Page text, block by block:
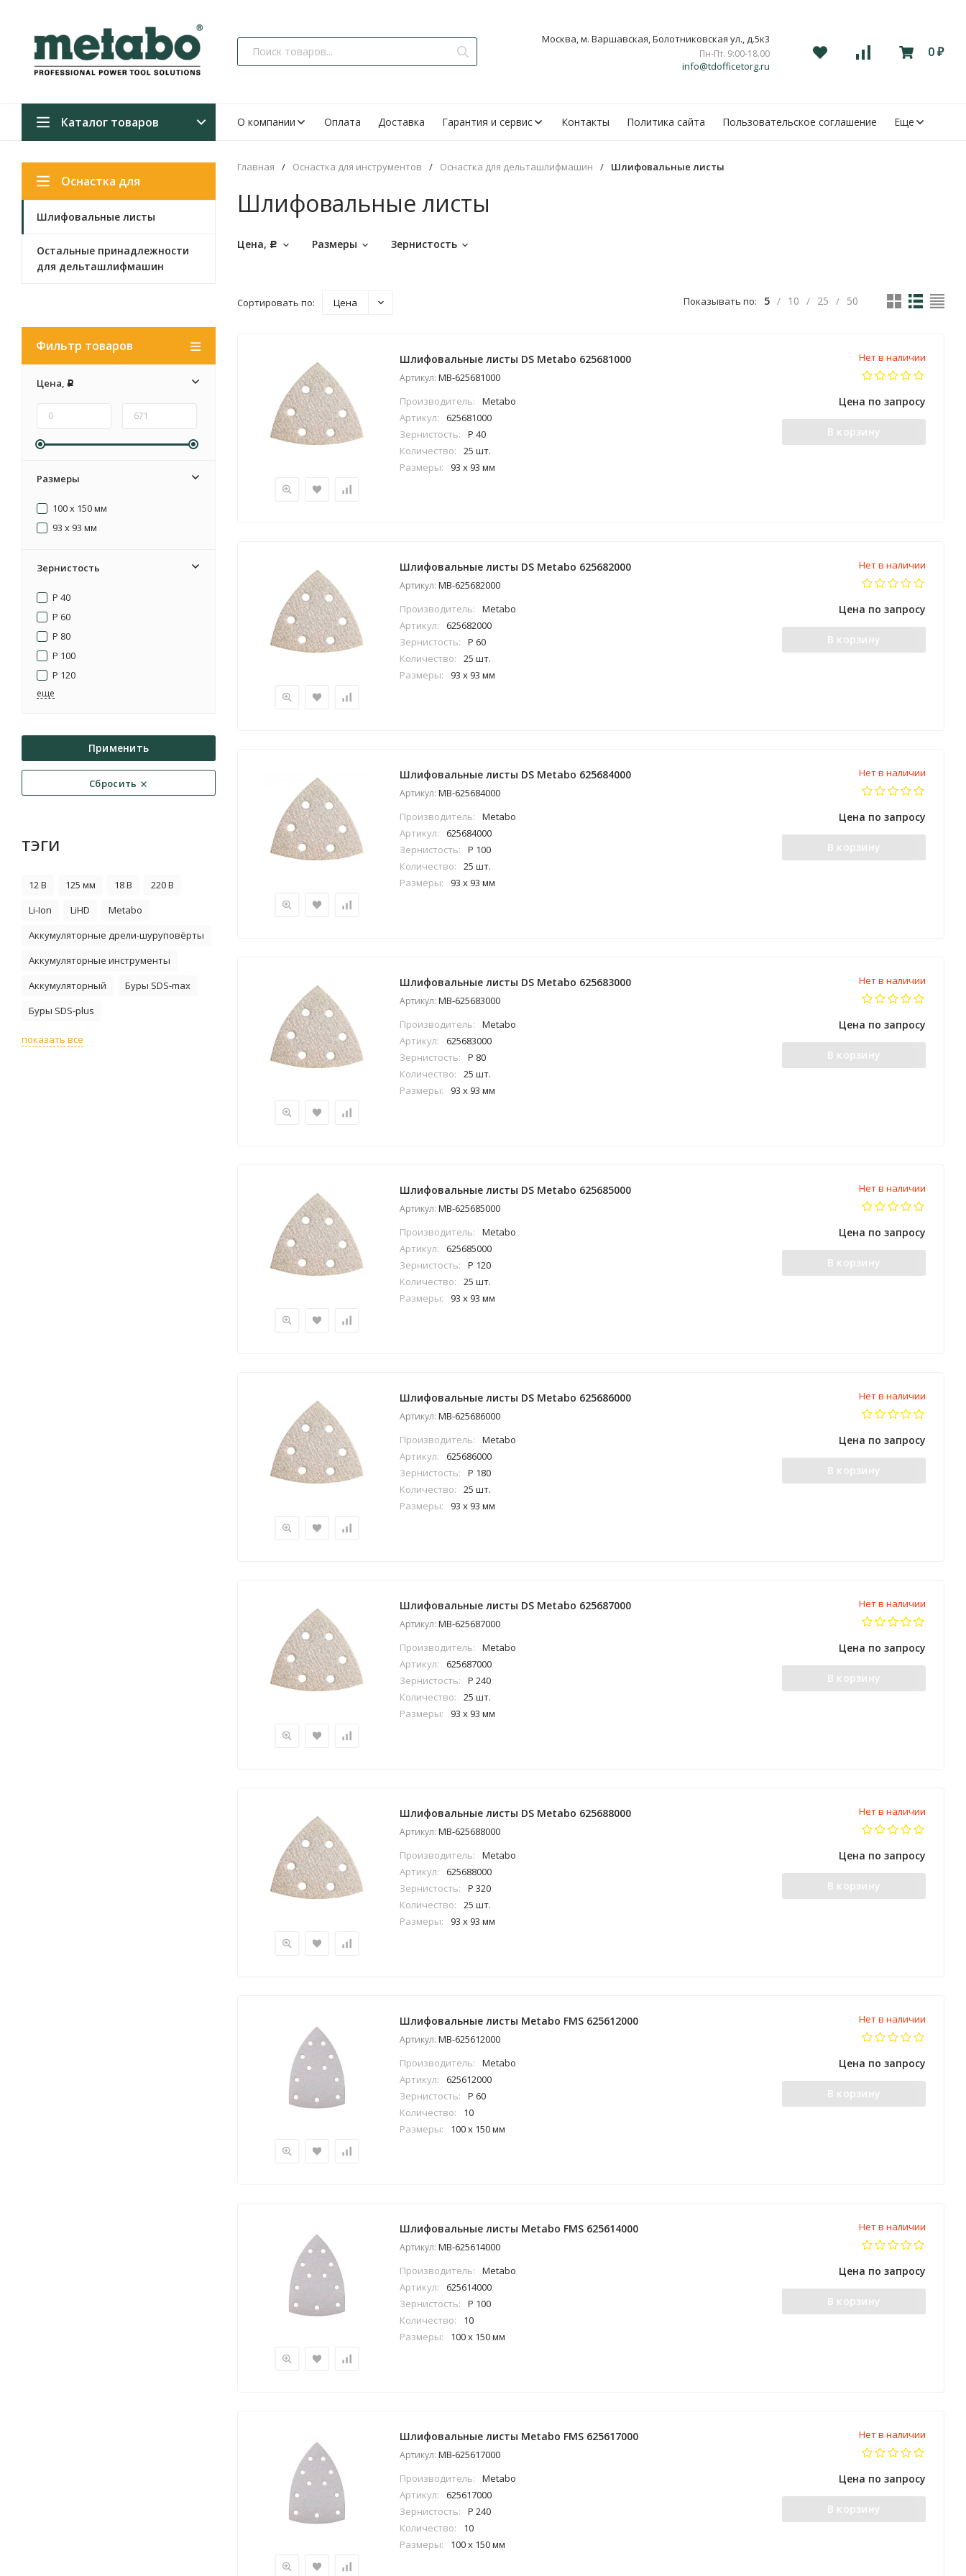
Москва, м. Варшавская, Болотниковская ул., д.5к3
Пн-Пт. 9:00-18.00
info@tdofficetorg.ru
0 ₽
Каталог товаров О компании Оплата Доставка Гарантия и сервис Контакты Политика сайта Пользовательское соглашение Еще
Оснастка для
дельташлифмашин
Шлифовальные листы
Остальные принадлежности
для дельташлифмашин
Фильтр товаров
Цена, Р
Размеры
100 x 150 мм
93 x 93 мм
Зернистость
P 40
P 60
P 80
P 100
P 120
eще
Применить
Сбросить
ТЭГИ
12 В 125 мм 18 В
220 В
Li-Ion
LiHD
Metabo
Аккумуляторные дрели-шуруповёрты
Аккумуляторные инструменты
Аккумуляторный
Буры SDS-max
Буры SDS-plus
показать все
Главная / Оснастка для инструментов / Оснастка для дельташлифмашин / Шлифовальные листы
Шлифовальные листы
Цена, Р Размеры Зернистость
Сортировать по: Цена Показывать по: 5 / 10 / 25 / 50
Шлифовальные листы DS Metabo 625681000
Артикул: MB-625681000
Производитель:
Metabo
Артикул:
625681000
Зернистость:
P 40
Количество:
25 шт.
Размеры:
93 x 93 мм
Нет в наличии
Цена по запросу
В корзину
Шлифовальные листы DS Metabo 625682000
Артикул: MB-625682000
Производитель:
Metabo
Артикул:
625682000
Зернистость:
P 60
Количество:
25 шт.
Размеры:
93 x 93 мм
Нет в наличии
Цена по запросу
В корзину
Шлифовальные листы DS Metabo 625684000
Артикул: MB-625684000
Производитель:
Metabo
Артикул:
625684000
Зернистость:
P 100
Количество:
25 шт.
Размеры:
93 x 93 мм
Нет в наличии
Цена по запросу
В корзину
Шлифовальные листы DS Metabo 625683000
Артикул: MB-625683000
Производитель:
Metabo
Артикул:
625683000
Зернистость:
P 80
Количество:
25 шт.
Размеры:
93 x 93 мм
Нет в наличии
Цена по запросу
В корзину
Шлифовальные листы DS Metabo 625685000
Артикул: MB-625685000
Производитель:
Metabo
Артикул:
625685000
Зернистость:
P 120
Количество:
25 шт.
Размеры:
93 x 93 мм
Нет в наличии
Цена по запросу
В корзину
Шлифовальные листы DS Metabo 625686000
Артикул: MB-625686000
Производитель:
Metabo
Артикул:
625686000
Зернистость:
P 180
Количество:
25 шт.
Размеры:
93 x 93 мм
Нет в наличии
Цена по запросу
В корзину
Шлифовальные листы DS Metabo 625687000
Артикул: MB-625687000
Производитель:
Metabo
Артикул:
625687000
Зернистость:
P 240
Количество:
25 шт.
Размеры:
93 x 93 мм
Нет в наличии
Цена по запросу
В корзину
Шлифовальные листы DS Metabo 625688000
Артикул: MB-625688000
Производитель:
Metabo
Артикул:
625688000
Зернистость:
P 320
Количество:
25 шт.
Размеры:
93 x 93 мм
Нет в наличии
Цена по запросу
В корзину
Шлифовальные листы Metabo FMS 625612000
Артикул: MB-625612000
Производитель:
Metabo
Артикул:
625612000
Зернистость:
P 60
Количество:
10
Размеры:
100 x 150 мм
Нет в наличии
Цена по запросу
В корзину
Шлифовальные листы Metabo FMS 625614000
Артикул: MB-625614000
Производитель:
Metabo
Артикул:
625614000
Зернистость:
P 100
Количество:
10
Размеры:
100 x 150 мм
Нет в наличии
Цена по запросу
В корзину
Шлифовальные листы Metabo FMS 625617000
Артикул: MB-625617000
Производитель:
Metabo
Артикул:
625617000
Зернистость:
P 240
Количество:
10
Размеры:
100 x 150 мм
Нет в наличии
Цена по запросу
В корзину